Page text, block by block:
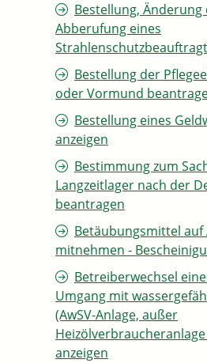
Bestellung,
Abberufung eines
Bestellung der
oder Vormund
Bestellung eines
anzeigen
Bestimmung zum
Langzeitlager nach der
beantragen
Betäubungsmittel auf
mitnehmen -
Betreiberwechsel
Umgang mit
(AwSV-Anlage, außer
Heizölverbraucheranlage
anzeigen